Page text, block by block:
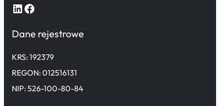
LinkedIn Facebook
Dane rejestrowe
KRS: 192379
REGON: 012516131
NIP: 526-100-80-84